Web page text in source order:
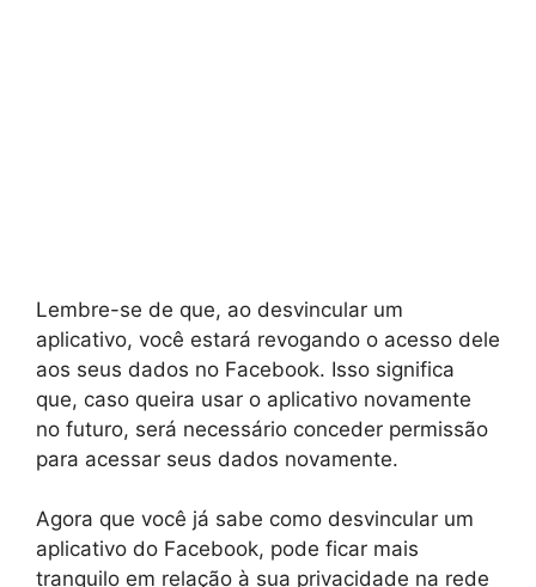
Lembre-se de que, ao desvincular um
aplicativo, você estará revogando o acesso dele
aos seus dados no Facebook. Isso significa
que, caso queira usar o aplicativo novamente
no futuro, será necessário conceder permissão
para acessar seus dados novamente.
Agora que você já sabe como desvincular um
aplicativo do Facebook, pode ficar mais
tranquilo em relação à sua privacidade na rede